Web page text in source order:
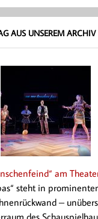
AUS UNSEREM ARCHIV
am
steht in
–